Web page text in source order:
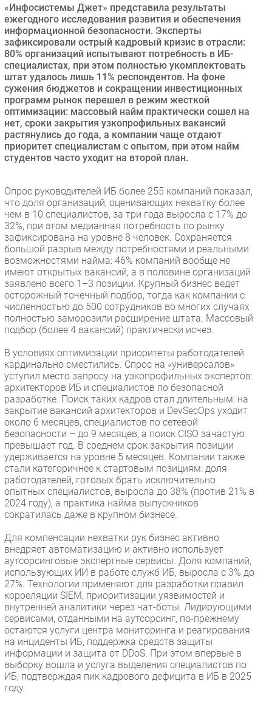
CIO/Управление ИТ
Гаджеты
Здоровье
РАЗДЕЛЫ
Новости
Аналитика
Интервью
Мероприятия
Тестовый стенд
Каталог компаний
«Инфосистемы Джет» представила результаты
ежегодного исследования развития и обеспечения
информационной безопасности. Эксперты
зафиксировали острый кадровый кризис в отрасли:
80% организаций испытывают потребность в ИБ-
специалистах, при этом полностью укомплектовать
штат удалось лишь 11% респондентов. На фоне
сужения бюджетов и сокращении инвестиционных
программ рынок перешел в режим жесткой
оптимизации: массовый найм практически сошел на
нет, сроки закрытия узкопрофильных вакансий
растянулись до года, а компании чаще отдают
приоритет специалистам с опытом, при этом найм
студентов часто уходит на второй план.
Опрос руководителей ИБ более 255 компаний показал,
что доля организаций, оценивающих нехватку более
чем в 10 специалистов, за три года выросла с 17% до
32%, при этом медианная потребность по рынку
зафиксирована на уровне 8 человек. Сохраняется
большой разрыв между потребностями и реальными
возможностями найма: 46% компаний вообще не
имеют открытых вакансий, а в половине организаций
заявлено всего 1–3 позиции. Крупный бизнес ведет
осторожный точечный подбор, тогда как компании с
численностью до 500 сотрудников во многих случаях
полностью заморозили расширение штата. Массовый
подбор (более 4 вакансий) практически исчез.
В условиях оптимизации приоритеты работодателей
кардинально сместились. Спрос на «универсалов»
уступил место запросу на узкопрофильных экспертов:
архитекторов ИБ и специалистов по безопасной
разработке. Поиск таких кадров стал длительным: на
закрытие вакансий архитекторов и DevSecOps уходит
около 6 месяцев, специалистов по сетевой
безопасности – до 9 месяцев, а поиск CISO зачастую
превышает год. В среднем срок закрытия позиции
удерживается на уровне 5 месяцев. Компании также
стали категоричнее к стартовым позициям: доля
работодателей, готовых брать исключительно
опытных специалистов, выросла до 38% (против 21% в
2024 году), а практика найма выпускников
сократилась даже в крупном бизнесе.
Для компенсации нехватки рук бизнес активно
внедряет автоматизацию и активно использует
аутсорсинговые экспертные сервисы. Доля компаний,
использующих ИИ в работе служб ИБ, выросла с 3% до
27%. Технологии применяют для разработки правил
корреляции SIEM, приоритизации уязвимостей и
внутренней аналитики через чат-боты. Лидирующими
сервисами, отданными на аутсорсинг, по-прежнему
остаются услуги центра мониторинга и реагирования
на инциденты ИБ, поддержка средств защиты
информации и защита от DDoS. При этом впервые в
выборку вошла и услуга выделения специалистов по
ИБ, подтверждая пик кадрового дефицита в ИБ в 2025
году.